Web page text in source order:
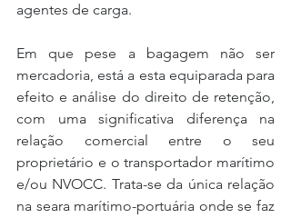
agentes de carga.
Em que pese a bagagem não ser
mercadoria, está a esta equiparada para
efeito e análise do direito de retenção,
com uma significativa diferença na
relação comercial entre o seu
proprietário e o transportador marítimo
e/ou NVOCC. Trata-se da única relação
na seara marítimo-portuária onde se faz